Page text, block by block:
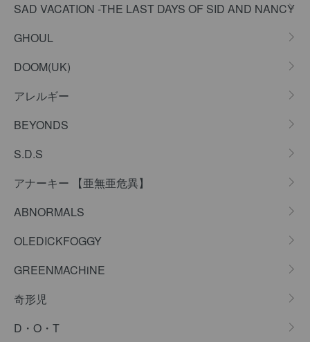
SAD VACATION -THE LAST DAYS OF SID AND NANCY
GHOUL
DOOM(UK)
アレルギー
BEYONDS
S.D.S
アナーキー 【亜無亜危異】
ABNORMALS
OLEDICKFOGGY
GREENMACHiNE
奇形児
D・O・T